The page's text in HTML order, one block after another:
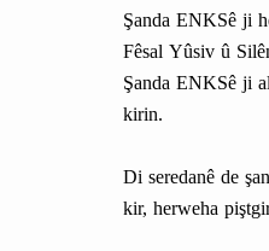
Şanda ENKSê ji
Fêsal Yûsiv û
Şanda ENKSê ji
kirin.
Di seredanê de
kir, herweha